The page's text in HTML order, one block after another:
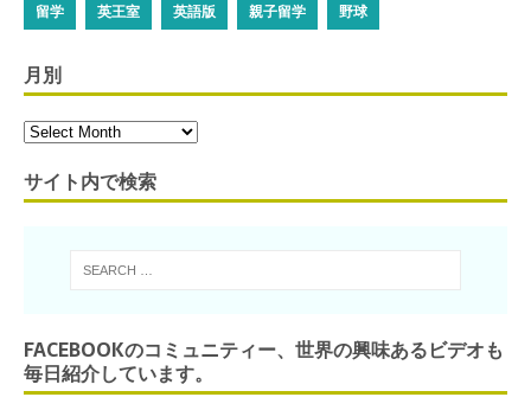
留学 英王室 英語版 親子留学 野球
月別
サイト内で検索
FACEBOOKのコミュニティー、世界の興味あるビデオも
毎日紹介しています。